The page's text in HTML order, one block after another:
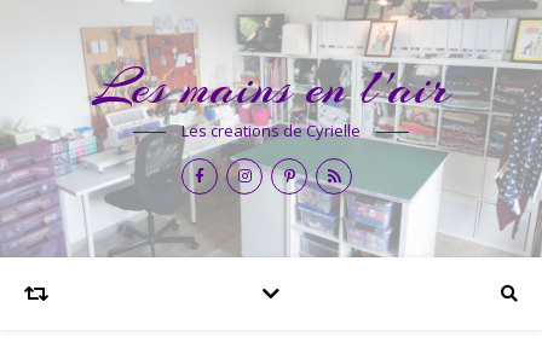
Les mains en l'air
Les creations de Cyrielle